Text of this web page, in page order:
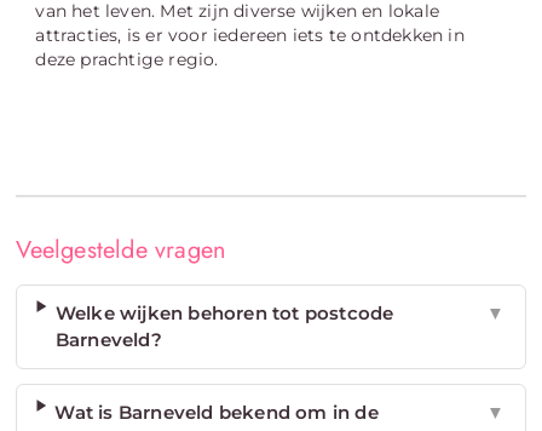
van het leven. Met zijn diverse wijken en lokale
attracties, is er voor iedereen iets te ontdekken in
deze prachtige regio.
Veelgestelde vragen
Welke wijken behoren tot postcode
Barneveld?
▼
Wat is Barneveld bekend om in de
▼